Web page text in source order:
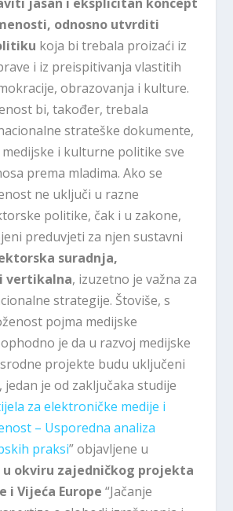
odnosno utvrditi
koja bi trebala proizaći iz
i iz preispitivanja vlastitih
obrazovanja i kulture.
bi, također, trebala
strateške dokumente,
i kulturne politike sve
prema mladima. Ako se
ne uključi u razne
politike, čak i u zakone,
preduvjeti za njen sustavni
suradnja,
vertikalna, izuzetno je važna za
strategije. Štoviše, s
pojma medijske
je da u razvoj medijske
projekte budu uključeni
jedan je od zaključaka studije
za elektroničke medije i
– Usporedna analiza
praksi” objavljene u
u okviru zajedničkog projekta
i Vijeća Europe “Jačanje